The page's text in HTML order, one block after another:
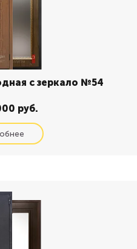
с зеркало №54
руб.